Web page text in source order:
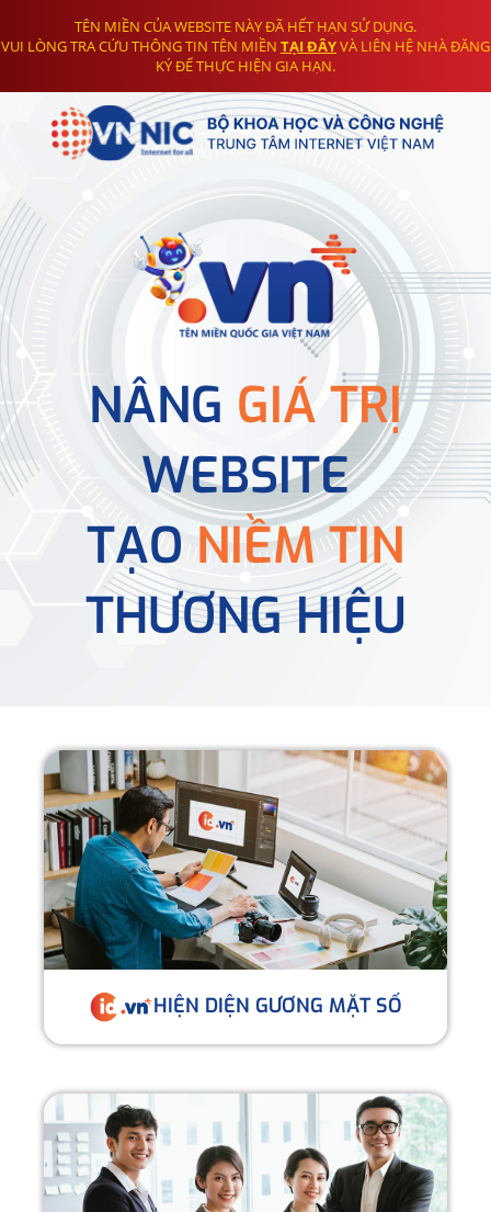
TÊN MIỀN CỦA WEBSITE NÀY ĐÃ HẾT HẠN SỬ DỤNG.
VUI LÒNG TRA CỨU THÔNG TIN TÊN MIỀN TẠI ĐÂYVÀ LIÊN HỆ NHÀ ĐĂNG
KÝ ĐỂ THỰC HIỆN GIA HẠN.
NÂNG GIÁ TRỊ
WEBSITE
TẠONIỀM TIN
THƯƠNG HIỆU
HIỆN DIỆN GƯƠNG MẶT SỐ